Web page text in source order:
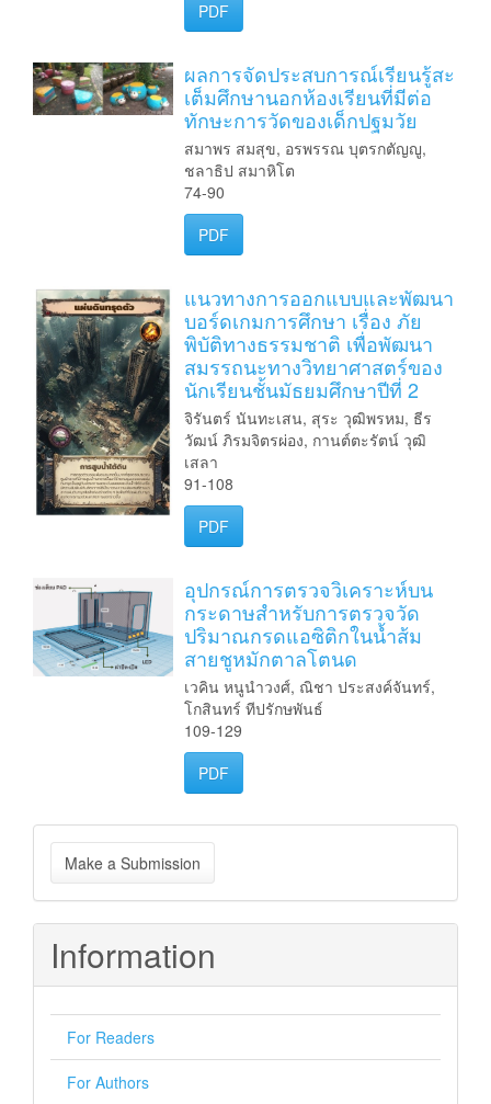
PDF
ผลการจัดประสบการณ์เรียนรู้สะ
เต็มศึกษานอกห้องเรียนที่มีต่อ
ทักษะการวัดของเด็กปฐมวัย
สมาพร สมสุข, อรพรรณ บุตรกตัญญู,
ชลาธิป สมาหิโต
74-90
PDF
แนวทางการออกแบบและพัฒนา
บอร์ดเกมการศึกษา เรื่อง ภัย
พิบัติทางธรรมชาติ เพื่อพัฒนา
สมรรถนะทางวิทยาศาสตร์ของ
นักเรียนชั้นมัธยมศึกษาปีที่ 2
จิรันตร์ นันทะเสน, สุระ วุฒิพรหม, ธีร
วัฒน์ ภิรมจิตรผ่อง, กานต์ตะรัตน์ วุฒิ
เสลา
91-108
PDF
อุปกรณ์การตรวจวิเคราะห์บน
กระดาษสำหรับการตรวจวัด
ปริมาณกรดแอซิติกในน้ำส้ม
สายชูหมักตาลโตนด
เวคิน หนูนำวงศ์, ณิชา ประสงค์จันทร์,
โกสินทร์ ทีปรักษพันธ์
109-129
PDF
Make
a
Submission
Make a Submission
Information
For Readers
For Authors